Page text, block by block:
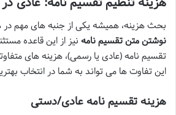
بحث هزینه، همیشه یکی از جنبه های مهم
نوشتن متن تقسیم نامه نیز از این قاعده
تقسیم نامه (عادی یا رسمی)، هزینه های
این تفاوت ها می تواند به شما در انتخاب
هزینه تقسیم نامه عادی/دستی